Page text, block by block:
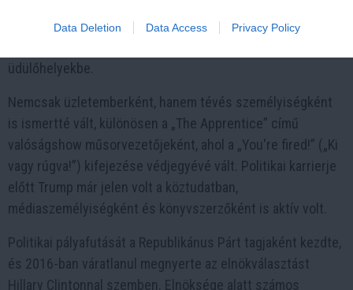
Data Deletion Data Access Privacy Policy
vezetőjeként több sikeres és kevésbé sikeres üzleti
üdülőhelyekbe.
Nemcsak üzletemberként, hanem tévés személyiségként
is ismertté vált, különösen a „The Apprentice” című
valóságshow műsorvezetőjeként, ahol a „You're fired!” („Ki
vagy rúgva!”) kifejezése védjegyévé vált. Politikai karrierje
előtt Trump már jelen volt a köztudatban,
médiaszemélyiségként és könyvszerzőként is aktív volt.
Politikai pályafutását a Republikánus Párt tagjaként kezdte,
és 2016-ban váratlanul megnyerte az elnökválasztást
Hillary Clintonnal szemben. Elnöksége alatt számos